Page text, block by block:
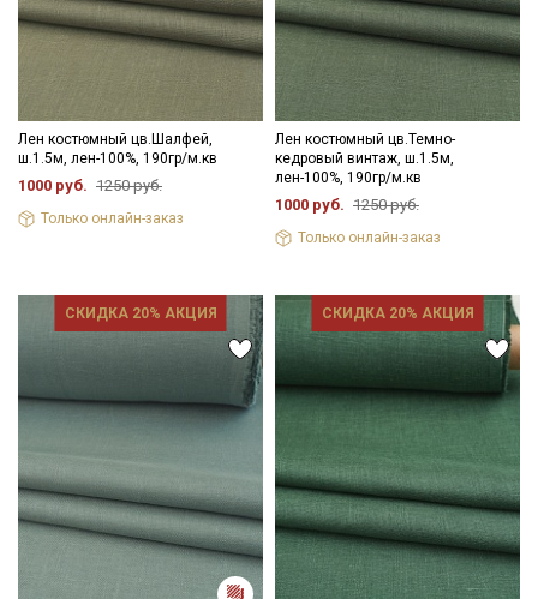
Лен костюмный цв.Шалфей,
ш.1.5м, лен-100%, 190гр/м.кв
1000 руб. 1250 руб.
Только онлайн-заказ
Лен костюмный цв.Темно-
кедровый винтаж, ш.1.5м,
лен-100%, 190гр/м.кв
1000 руб. 1250 руб.
Только онлайн-заказ
СКИДКА 20% АКЦИЯ СКИДКА 20% АКЦИЯ